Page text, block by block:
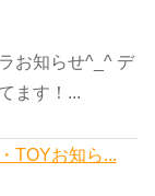
お知らせ^_^ デ
ます！...
TOYお知ら...